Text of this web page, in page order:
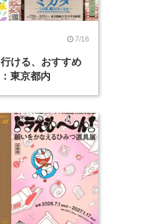
7/16
ける、おすすめ
東京都内